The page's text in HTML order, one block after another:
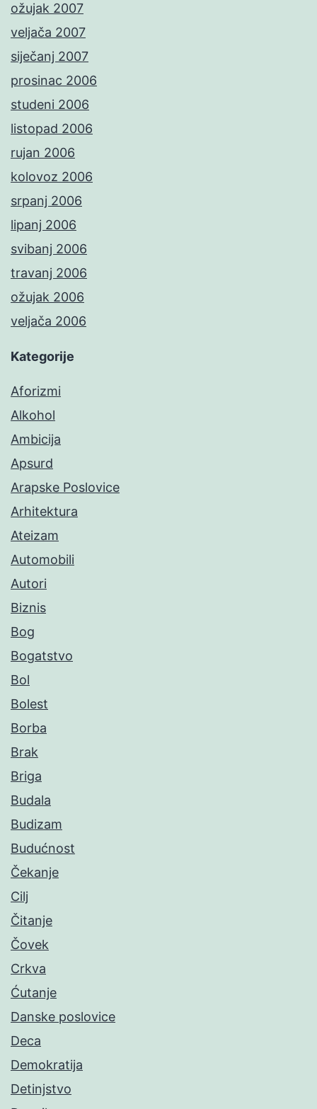
ožujak 2007
veljača 2007
siječanj 2007
prosinac 2006
studeni 2006
listopad 2006
rujan 2006
kolovoz 2006
srpanj 2006
lipanj 2006
svibanj 2006
travanj 2006
ožujak 2006
veljača 2006
Kategorije
Aforizmi
Alkohol
Ambicija
Apsurd
Arapske Poslovice
Arhitektura
Ateizam
Automobili
Autori
Biznis
Bog
Bogatstvo
Bol
Bolest
Borba
Brak
Briga
Budala
Budizam
Budućnost
Čekanje
Cilj
Čitanje
Čovek
Crkva
Ćutanje
Danske poslovice
Deca
Demokratija
Detinjstvo